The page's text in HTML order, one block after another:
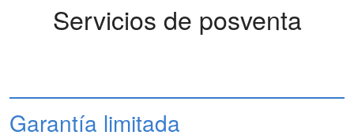
Servicios de posventa
Garantía limitada